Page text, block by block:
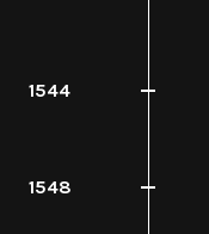
1544
1548